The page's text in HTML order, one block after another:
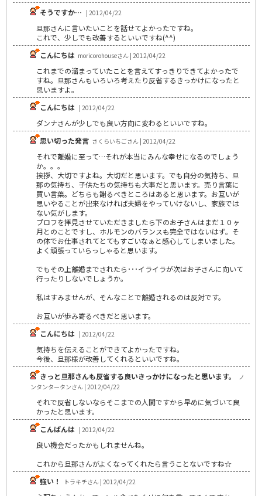
そうですか… | 2012/04/22
旦那さんに言いたいことを話せてよかったですね。
これで、少しでも改善するといいですね(^^)
こんにちは moricorohouseさん | 2012/04/22
これまでの溜まっていたことを言えてすっきりできてよかったで
すね。旦那さんもいろいろ考えたり反省するきっかけになったと
思いますよ。
こんにちは | 2012/04/22
ダンナさんが少しでも良い方向に変わるといいですね。
思い切った発言 さくらいちごさん | 2012/04/22
それで離婚に至って…それが本当にみんな幸せになるのでしょう
か。。。
挨拶、大切ですよね。大切だと思います。でも自分の気持ち、旦
那の気持ち、子供たちの気持ちも大事だと思います。売り言葉に
買い言葉。どちらも謝るべきところはあると思います。お互いが
思いやることが出来なければ夫婦をやっていけないし、家族では
ない気がします。
プロフを拝見させていただきましたら下のお子さんはまだ１０ヶ
月とのことですし、ホルモンのバランスも完全ではないはず。そ
の体でお仕事されてとてもすごいなぁと感心してしまいました。
よく頑張っていらっしゃると思います。
でもその上離婚までされたら･･･イライラが次はお子さんに向いて
行ったりしないでしょうか。
私はすみませんが、そんなことで離婚されるのは反対です。
お互いが歩み寄るべきだと思います。
こんにちは | 2012/04/22
気持ちを伝えることができてよかったですね。
今後、旦那様が改善してくれるといいですね。
きっと旦那さんも反省する良いきっかけになったと思います。
ノ
ンタンタータンさん | 2012/04/22
それで反省しないならそこまでの人間ですから早めに気づいて良
かったと思います。
こんばんは | 2012/04/22
良い機会だったかもしれませんね。
これから旦那さんがよくなってくれたら言うことないですね☆
強い！
トラキチさん | 2012/04/22